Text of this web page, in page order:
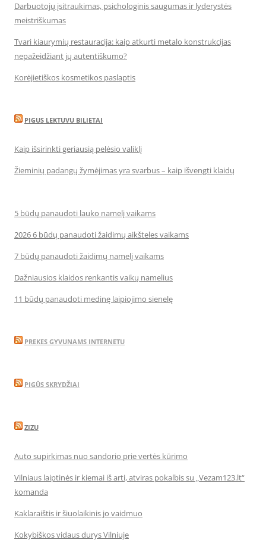
Darbuotojų įsitraukimas, psichologinis saugumas ir lyderystės
meistriškumas
Tvari kiaurymių restauracija: kaip atkurti metalo konstrukcijas
nepažeidžiant jų autentiškumo?
Korėjietiškos kosmetikos paslaptis
PIGUS LEKTUVU BILIETAI
Kaip išsirinkti geriausią pelėsio valiklį
Žieminių padangų žymėjimas yra svarbus – kaip išvengti klaidų
5 būdų panaudoti lauko namelį vaikams
2026 6 būdų panaudoti žaidimų aikšteles vaikams
7 būdų panaudoti žaidimų namelį vaikams
Dažniausios klaidos renkantis vaikų namelius
11 būdų panaudoti medinę laipiojimo sienelę
PREKES GYVUNAMS INTERNETU
PIGŪS SKRYDŽIAI
ZIZU
Auto supirkimas nuo sandorio prie vertės kūrimo
Vilniaus laiptinės ir kiemai iš arti, atviras pokalbis su „Vezam123.lt“
komanda
Kaklaraištis ir šiuolaikinis jo vaidmuo
Kokybiškos vidaus durys Vilniuje